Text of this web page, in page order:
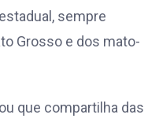
sempre
Grosso e dos mato-
que compartilha das